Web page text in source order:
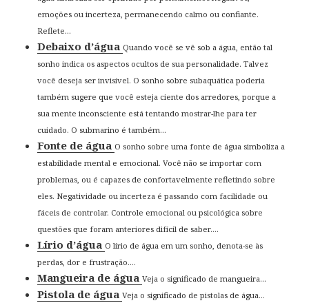
emoções ou incerteza, permanecendo calmo ou confiante.
Reflete...
Debaixo d’águaQuando você se vê sob a água, então tal
sonho indica os aspectos ocultos de sua personalidade. Talvez
você deseja ser invisível. O sonho sobre subaquática poderia
também sugere que você esteja ciente dos arredores, porque a
sua mente inconsciente está tentando mostrar-lhe para ter
cuidado. O submarino é também...
Fonte de água O sonho sobre uma fonte de água simboliza a
estabilidade mental e emocional. Você não se importar com
problemas, ou é capazes de confortavelmente refletindo sobre
eles. Negatividade ou incerteza é passando com facilidade ou
fáceis de controlar. Controle emocional ou psicológica sobre
questões que foram anteriores difícil de saber....
Lírio d’água O lírio de água em um sonho, denota-se às
perdas, dor e frustração....
Mangueira de águaVeja o significado de mangueira...
Pistola de águaVeja o significado de pistolas de água...